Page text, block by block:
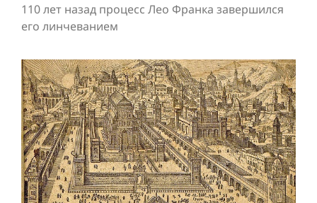
110 лет назад процесс Лео Франка завершился
его линчеванием